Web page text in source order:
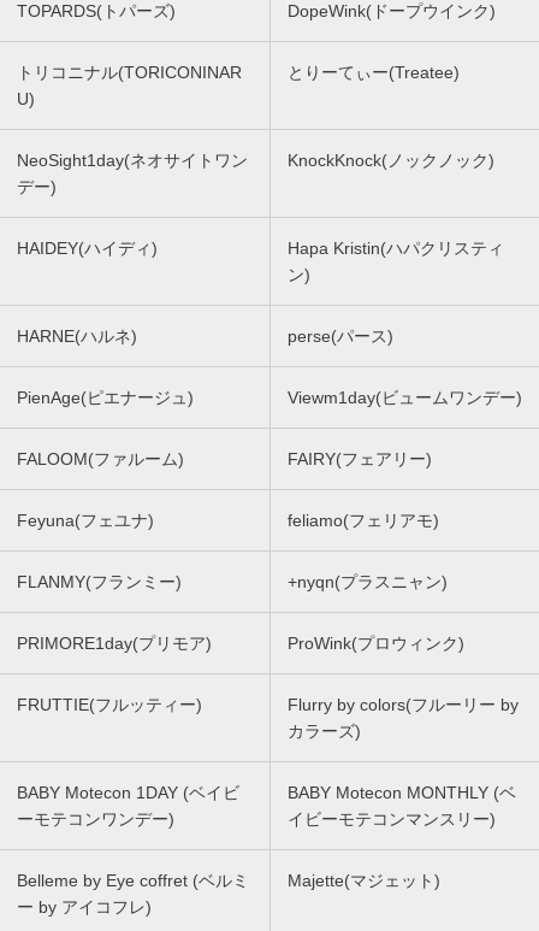
TOPARDS(トパーズ) DopeWink(ドープウインク)
トリコニナル(TORICONINAR
U)
とりーてぃー(Treatee)
NeoSight1day(ネオサイトワン
デー)
KnockKnock(ノックノック)
HAIDEY(ハイディ)
Hapa Kristin(ハパクリスティ
ン)
HARNE(ハルネ) perse(パース)
PienAge(ピエナージュ) Viewm1day(ビュームワンデー)
FALOOM(ファルーム) FAIRY(フェアリー)
Feyuna(フェユナ) feliamo(フェリアモ)
FLANMY(フランミー) +nyqn(プラスニャン)
PRIMORE1day(プリモア) ProWink(プロウィンク)
FRUTTIE(フルッティー)
Flurry by colors(フルーリー by
カラーズ)
BABY Motecon 1DAY (ベイビ
ーモテコンワンデー)
BABY Motecon MONTHLY (ベ
イビーモテコンマンスリー)
Belleme by Eye coffret (ベルミ
ー by アイコフレ)
Majette(マジェット)